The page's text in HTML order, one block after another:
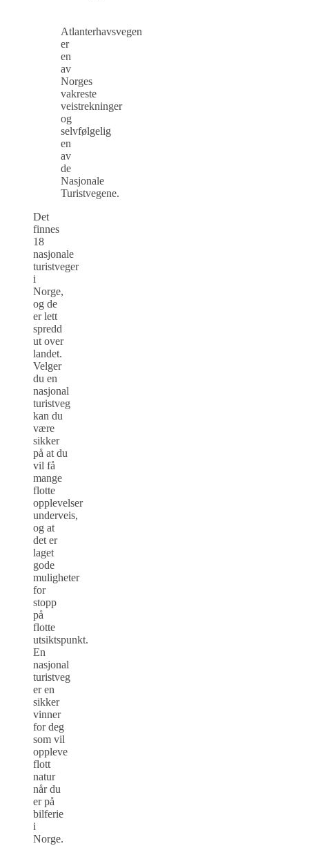
Atlanterhavsvegen
er
en
av
Norges
vakreste
veistrekninger
og
selvfølgelig
en
av
de
Nasjonale
Turistvegene.
Det
finnes
18
nasjonale
turistveger
i
Norge,
og de
er lett
spredd
ut over
landet.
Velger
du en
nasjonal
turistveg
kan du
være
sikker
på at du
vil få
mange
flotte
opplevelser
underveis,
og at
det er
laget
gode
muligheter
for
stopp
på
flotte
utsiktspunkt.
En
nasjonal
turistveg
er en
sikker
vinner
for deg
som vil
oppleve
flott
natur
når du
er på
bilferie
i
Norge.